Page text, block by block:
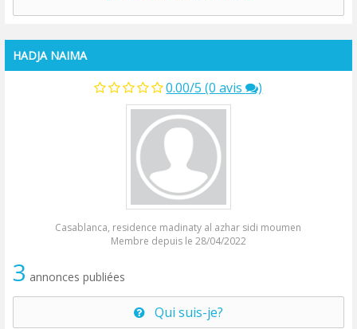
HADJA NAIMA
0.00/5 (0 avis )
Casablanca, residence madinaty al azhar sidi moumen
Membre depuis le 28/04/2022
3 annonces publiées
Qui suis-je?